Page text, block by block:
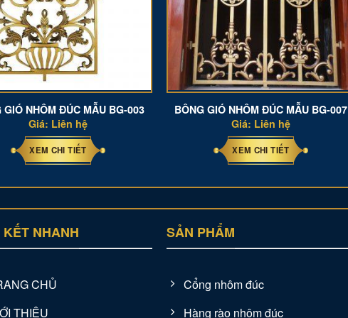
GIÓ NHÔM ĐÚC MẪU BG-003
Giá: Liên hệ
XEM CHI TIẾT
BÔNG GIÓ NHÔM ĐÚC MẪU BG-007
Giá: Liên hệ
XEM CHI TIẾT
NHANH
CHỦ
THIỆU
SẢN PHẨM
Cổng nhôm đúc
Hàng rào nhôm đúc